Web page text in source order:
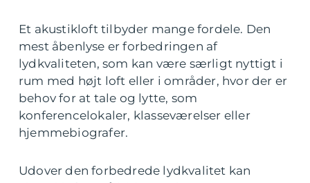
Et akustikloft tilbyder mange fordele. Den
mest åbenlyse er forbedringen af
lydkvaliteten, som kan være særligt nyttigt i
rum med højt loft eller i områder, hvor der er
behov for at tale og lytte, som
konferencelokaler, klasseværelser eller
hjemmebiografer.
Udover den forbedrede lydkvalitet kan